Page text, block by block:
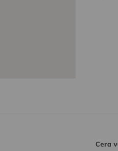
Cera